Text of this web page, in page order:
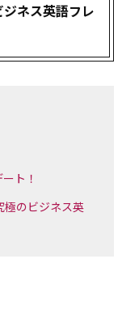
ジネス英語フレ
ト！
極のビジネス英